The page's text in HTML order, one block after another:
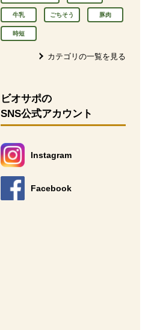
牛乳 ごちそう 豚肉
時短
カテゴリの一覧を見る
ビオサポの
SNS公式アカウント
Instagram
別のウィンドウで開きます。
Facebook
別のウィンドウで開きます。